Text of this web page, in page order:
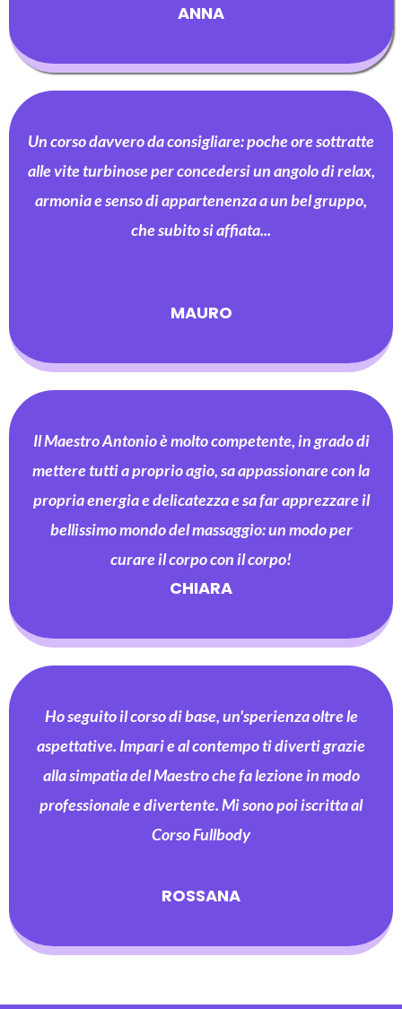
ANNA
Un corso davvero da consigliare: poche ore sottratte
alle vite turbinose per concedersi un angolo di relax,
armonia e senso di appartenenza a un bel gruppo,
che subito si affiata...
MAURO
Il Maestro Antonio è molto competente, in grado di
mettere tutti a proprio agio, sa appassionare con la
propria energia e delicatezza e sa far apprezzare il
bellissimo mondo del massaggio: un modo per
curare il corpo con il corpo!
CHIARA
Ho seguito il corso di base, un'sperienza oltre le
aspettative. Impari e al contempo ti diverti grazie
alla simpatia del Maestro che fa lezione in modo
professionale e divertente. Mi sono poi iscritta al
Corso Fullbody
ROSSANA